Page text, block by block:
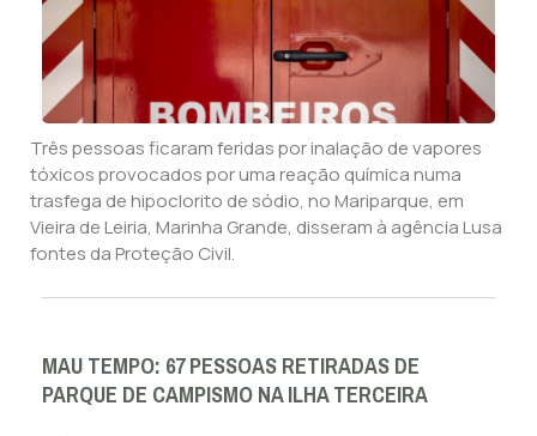
Três pessoas ficaram feridas por inalação de vapores
tóxicos provocados por uma reação química numa
trasfega de hipoclorito de sódio, no Mariparque, em
Vieira de Leiria, Marinha Grande, disseram à agência Lusa
fontes da Proteção Civil.
MAU TEMPO: 67 PESSOAS RETIRADAS DE
PARQUE DE CAMPISMO NA ILHA TERCEIRA